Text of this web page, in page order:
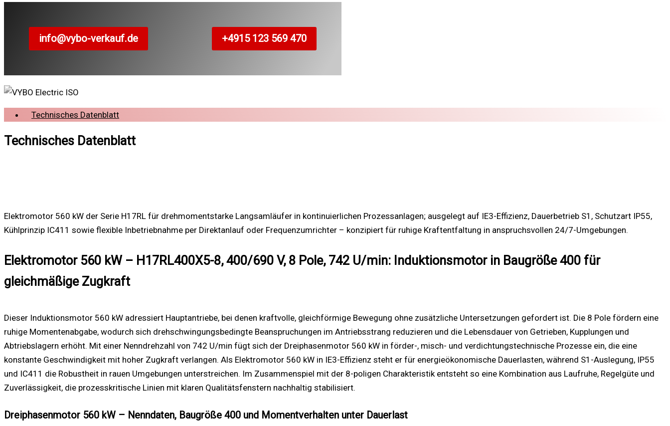
info@vybo-verkauf.de +4915 123 569 470
Technisches Datenblatt
Technisches Datenblatt
Elektromotor 560 kW der Serie H17RL für drehmomentstarke Langsamläufer in kontinuierlichen Prozessanlagen; ausgelegt auf IE3-Effizienz, Dauerbetrieb S1, Schutzart IP55,
Kühlprinzip IC411 sowie flexible Inbetriebnahme per Direktanlauf oder Frequenzumrichter – konzipiert für ruhige Kraftentfaltung in anspruchsvollen 24/7-Umgebungen.
Elektromotor 560 kW – H17RL400X5-8, 400/690 V, 8 Pole, 742 U/min: Induktionsmotor in Baugröße 400 für
gleichmäßige Zugkraft
Dieser Induktionsmotor 560 kW adressiert Hauptantriebe, bei denen kraftvolle, gleichförmige Bewegung ohne zusätzliche Untersetzungen gefordert ist. Die 8 Pole fördern eine
ruhige Momentenabgabe, wodurch sich drehschwingungsbedingte Beanspruchungen im Antriebsstrang reduzieren und die Lebensdauer von Getrieben, Kupplungen und
Abtriebslagern erhöht. Mit einer Nenn­drehzahl von 742 U/min fügt sich der Dreiphasenmotor 560 kW in förder-, misch- und verdichtungstechnische Prozesse ein, die eine
konstante Geschwindigkeit mit hoher Zugkraft verlangen. Als Elektromotor 560 kW in IE3-Effizienz steht er für energieökonomische Dauerlasten, während S1-Auslegung, IP55
und IC411 die Robustheit in rauen Umgebungen unterstreichen. Im Zusammenspiel mit der 8-poligen Charakteristik entsteht so eine Kombination aus Laufruhe, Regelgüte und
Zuverlässigkeit, die prozesskritische Linien mit klaren Qualitätsfenstern nachhaltig stabilisiert.
Dreiphasenmotor 560 kW – Nenndaten, Baugröße 400 und Momentverhalten unter Dauerlast